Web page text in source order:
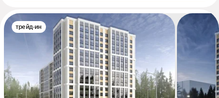
трейд-ин